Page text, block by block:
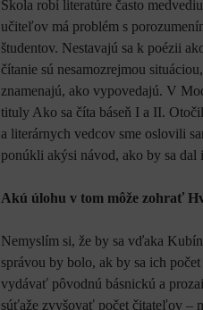
Škola robí literatúre často
učiteľov má problém s
študentov. Nestavajú sa k poézii
čítanie sú nesamozrejmou
znamenajú, ako vypovedajú. V
tituly Ako sa číta báseň I a II.
a literárnych vedcov sme oslovili
ponúkli akýsi návod, ako by sa
Akú úlohu v tom môže zohrať
Nemyslím si, že by sa vďaka
správou by bolo, ak by sa ich
vydávať pôvodnú básnickú a
súťaže zvyšovať počet čitateľov –